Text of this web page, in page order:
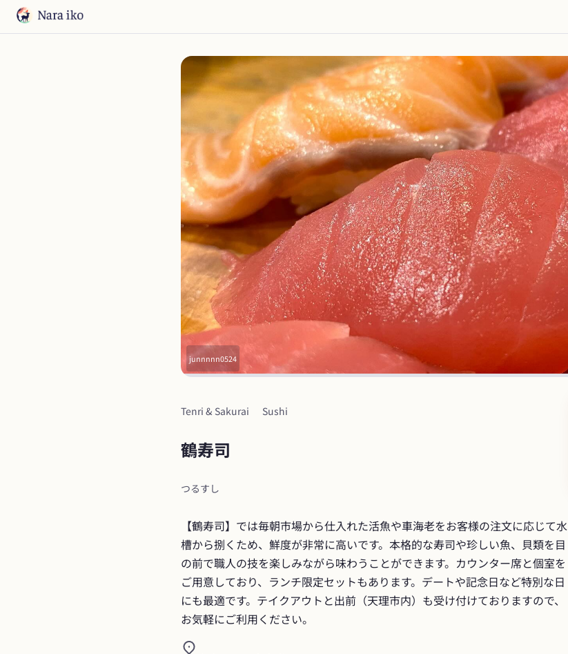
junnnnn0524
Tenri & Sakurai Sushi
鶴寿司
つるすし
【鶴寿司】では毎朝市場から仕入れた活魚や車海老をお客様の注文に応じて水
槽から捌くため、鮮度が非常に高いです。本格的な寿司や珍しい魚、貝類を目
の前で職人の技を楽しみながら味わうことができます。カウンター席と個室を
ご用意しており、ランチ限定セットもあります。デートや記念日など特別な日
にも最適です。テイクアウトと出前（天理市内）も受け付けておりますので、
お気軽にご利用ください。